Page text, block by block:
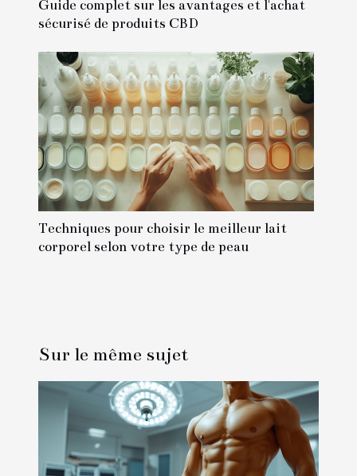
Guide complet sur les avantages et l'achat
sécurisé de produits CBD
Techniques pour choisir le meilleur lait
corporel selon votre type de peau
Sur le même sujet